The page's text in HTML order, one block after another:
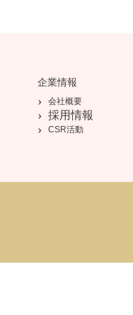
企業情報
会社概要
採用情報
CSR活動